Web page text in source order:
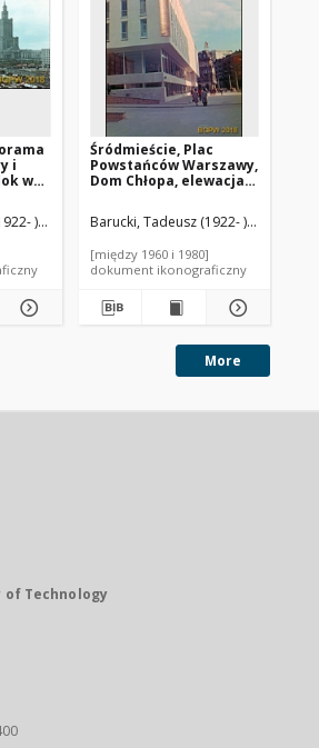
i
w
). Fotograf
Śródmieście, Plac
Powstańców Warszawy,
Dom Chłopa, elewacja
Wareckiej, Warszawa
Barucki, Tadeusz (1922- ). Fotograf
[między 1960 i 1980]
dokument ikonograficzny
More
of Technology